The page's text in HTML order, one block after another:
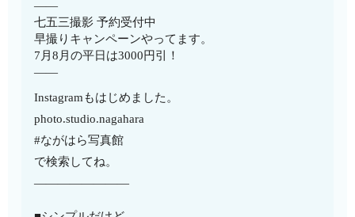
——
七五三撮影 予約受付中
早撮りキャンペーンやってます。
7月8月の平日は3000円引！
——
Instagramもはじめました。
photo.studio.nagahara
#ながはら写真館
で検索してね。
————————